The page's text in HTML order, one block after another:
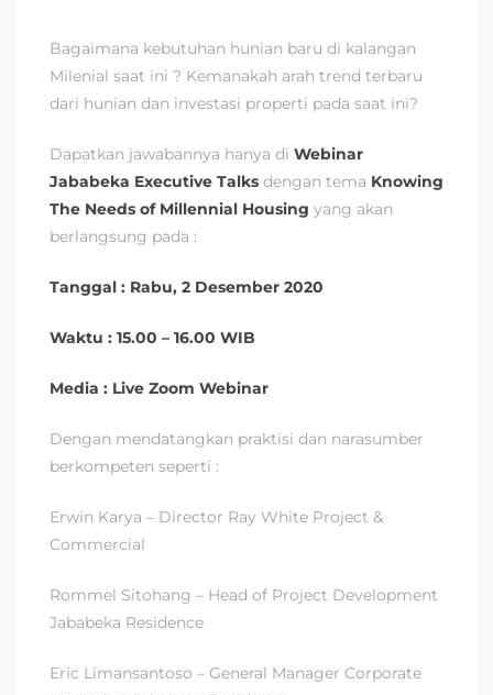
Bagaimana kebutuhan hunian baru di kalangan
Milenial saat ini ? Kemanakah arah trend terbaru
dari hunian dan investasi properti pada saat ini?
Dapatkan jawabannya hanya di Webinar
Jababeka Executive Talks dengan tema Knowing
The Needs of Millennial Housing yang akan
berlangsung pada :
Tanggal : Rabu, 2 Desember 2020
Waktu : 15.00 – 16.00 WIB
Media : Live Zoom Webinar
Dengan mendatangkan praktisi dan narasumber
berkompeten seperti :
Erwin Karya – Director Ray White Project &
Commercial
Rommel Sitohang – Head of Project Development
Jababeka Residence
Eric Limansantoso – General Manager Corporate